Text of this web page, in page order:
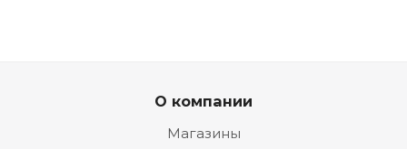
О компании
Магазины